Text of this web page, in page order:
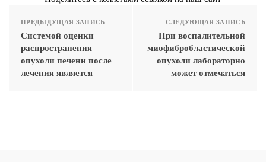
ПРЕДЫДУЩАЯ ЗАПИСЬ
Системой оценки
распространения
опухоли печени после
лечения является
СЛЕДУЮЩАЯ ЗАПИСЬ
При воспалительной
миофибробластической
опухоли лабораторно
может отмечаться